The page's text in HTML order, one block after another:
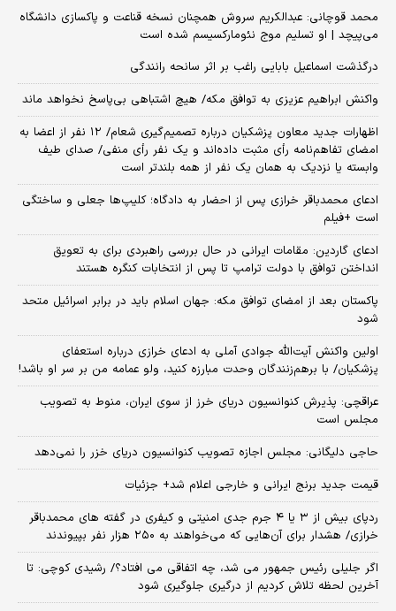
محمد قوچانی: عبدالکریم سروش همچنان نسخه قناعت و پاکسازی دانشگاه
می‌پیچد | او تسلیم موج نئومارکسیسم شده است
درگذشت اسماعیل بابایی راغب بر اثر سانحه رانندگی
واکنش ابراهیم عزیزی به توافق مکه/ هیچ اشتباهی بی‌پاسخ نخواهد ماند
اظهارات جدید معاون پزشکیان درباره تصمیم‌گیری شعام/ ۱۲ نفر از اعضا به
امضای تفاهم‌نامه رأی مثبت داده‌اند و یک نفر رأی منفی/ صدای طیف
وابسته یا نزدیک به همان یک نفر از همه بلندتر است
ادعای محمدباقر خرازی پس از احضار به دادگاه؛ کلیپ‌ها جعلی و ساختگی
است +فیلم
ادعای گاردین: مقامات ایرانی در حال بررسی راهبردی برای به تعویق
انداختن توافق با دولت ترامپ تا پس از انتخابات کنگره هستند
پاکستان بعد از امضای توافق مکه: جهان اسلام باید در برابر اسرائیل متحد
شود
اولین واکنش آیت‌الله جوادی آملی به ادعای خرازی درباره استعفای
پزشکیان/ با برهم‌زنندگان وحدت مبارزه کنید، ولو عمامه من بر سر او باشد!
عراقچی: پذیرش کنوانسیون دریای خرز از سوی ایران، منوط به تصویب
مجلس است
حاجی دلیگانی: مجلس اجازه تصویب کنوانسیون دریای خزر را نمی‌دهد
قیمت جدید برنج ایرانی و خارجی اعلام شد+ جزئیات
ردپای بیش از ۳ یا ۴ جرم جدی امنیتی و کیفری در گفته های محمدباقر
خرازی/ هشدار برای آن‌هایی که می‌خواهند به ۲۵۰ هزار نفر بپیوندند
اگر جلیلی رئیس جمهور می شد، چه اتفاقی می افتاد؟/ رشیدی کوچی: تا
آخرین لحظه تلاش کردیم از درگیری جلوگیری شود